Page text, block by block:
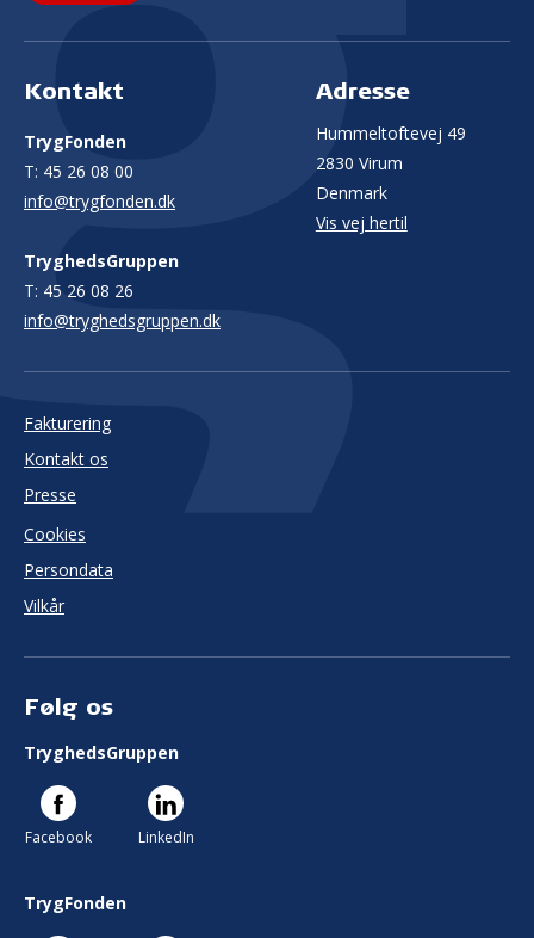
Kontakt
TrygFonden
T: 45 26 08 00
info@trygfonden.dk
TryghedsGruppen
T: 45 26 08 26
info@tryghedsgruppen.dk
Adresse
Hummeltoftevej 49
2830 Virum
Denmark
Vis vej hertil
Fakturering
Kontakt os
Presse
Cookies
Persondata
Vilkår
Følg os
TryghedsGruppen
Facebook LinkedIn
TrygFonden